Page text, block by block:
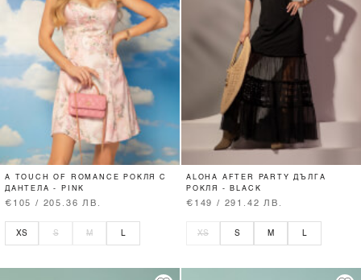
A TOUCH OF ROMANCE РОКЛЯ С
ДАНТЕЛА - PINK
€105 / 205.36 ЛВ.
XS S M
ALOHA AFTER PARTY ДЪЛГА
РОКЛЯ - BLACK
€149 / 291.42 ЛВ.
XS S M